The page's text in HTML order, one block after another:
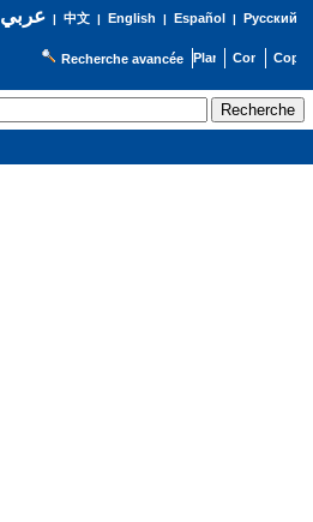
عربي| 中文| English | Español | Русский
Recherche avancée